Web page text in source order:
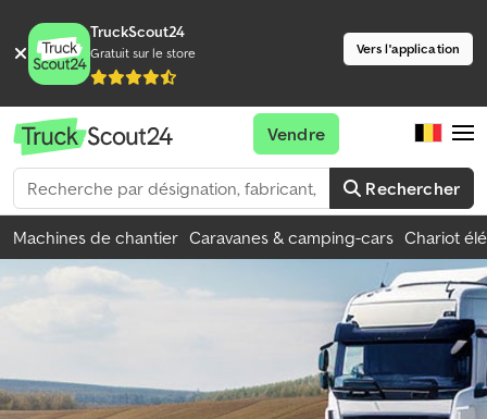
TruckScout24
Gratuit sur le store Vers l'application
Rechercher
Vendre
Machines de chantier Caravanes & camping-cars Chariot